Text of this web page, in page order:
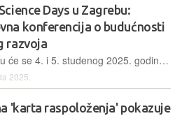
Days u Zagrebu:
konferencija o budućnosti
razvoja
U Zagrebu će se 4. i 5. studenog 2025. godine održati konferencija Vienna Science Days , posvećena aktualnim i budućim izazovima urbanog razvoja
2025.
'karta raspoloženja' pokazuje